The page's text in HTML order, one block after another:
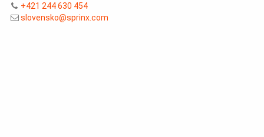
+421 244 630 454
slovensko@sprinx.com